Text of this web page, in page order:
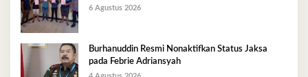
6 Agustus 2026
Burhanuddin Resmi Nonaktifkan Status Jaksa
pada Febrie Adriansyah